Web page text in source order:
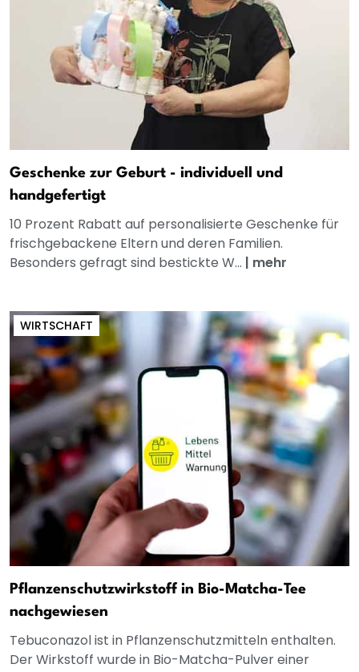
Geschenke zur Geburt - individuell und
handgefertigt
10 Prozent Rabatt auf personalisierte Geschenke für
frischgebackene Eltern und deren Familien.
Besonders gefragt sind bestickte W... | mehr
WIRTSCHAFT
Pflanzenschutzwirkstoff in Bio-Matcha-Tee
nachgewiesen
Tebuconazol ist in Pflanzenschutzmitteln enthalten.
Der Wirkstoff wurde in Bio-Matcha-Pulver einer